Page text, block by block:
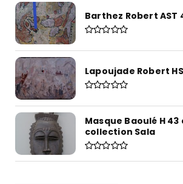
Barthez Robert AST
Lapoujade Robert
Masque Baoulé H
collection Sala